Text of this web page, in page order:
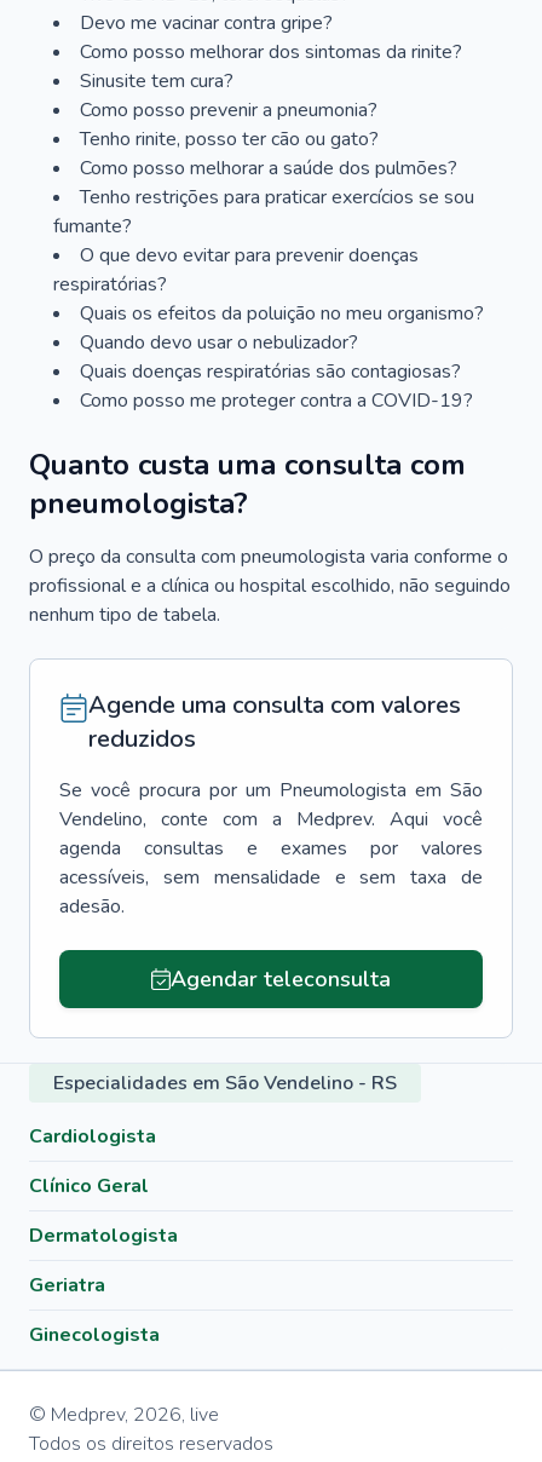
Devo me vacinar contra gripe?
Como posso melhorar dos sintomas da rinite?
Sinusite tem cura?
Como posso prevenir a pneumonia?
Tenho rinite, posso ter cão ou gato?
Como posso melhorar a saúde dos pulmões?
Tenho restrições para praticar exercícios se sou
fumante?
O que devo evitar para prevenir doenças
respiratórias?
Quais os efeitos da poluição no meu organismo?
Quando devo usar o nebulizador?
Quais doenças respiratórias são contagiosas?
Como posso me proteger contra a COVID-19?
Quanto custa uma consulta com
pneumologista?
O preço da consulta com pneumologista varia conforme o
profissional e a clínica ou hospital escolhido, não seguindo
nenhum tipo de tabela.
Agende uma consulta com valores
reduzidos
Se você procura por um Pneumologista em São
Vendelino, conte com a Medprev. Aqui você
agenda consultas e exames por valores
acessíveis, sem mensalidade e sem taxa de
adesão.
Agendar teleconsulta
Especialidades em São Vendelino - RS
Cardiologista
Clínico Geral
Dermatologista
Geriatra
Ginecologista
© Medprev, 2026, live
Todos os direitos reservados